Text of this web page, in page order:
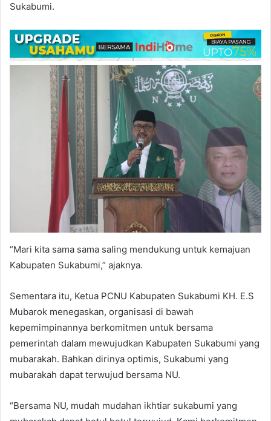
Sukabumi.
“Mari kita sama sama saling mendukung untuk kemajuan
Kabupaten Sukabumi,” ajaknya.
Sementara itu, Ketua PCNU Kabupaten Sukabumi KH. E.S
Mubarok menegaskan, organisasi di bawah
kepemimpinannya berkomitmen untuk bersama
pemerintah dalam mewujudkan Kabupaten Sukabumi yang
mubarakah. Bahkan dirinya optimis, Sukabumi yang
mubarakah dapat terwujud bersama NU.
“Bersama NU, mudah mudahan ikhtiar sukabumi yang